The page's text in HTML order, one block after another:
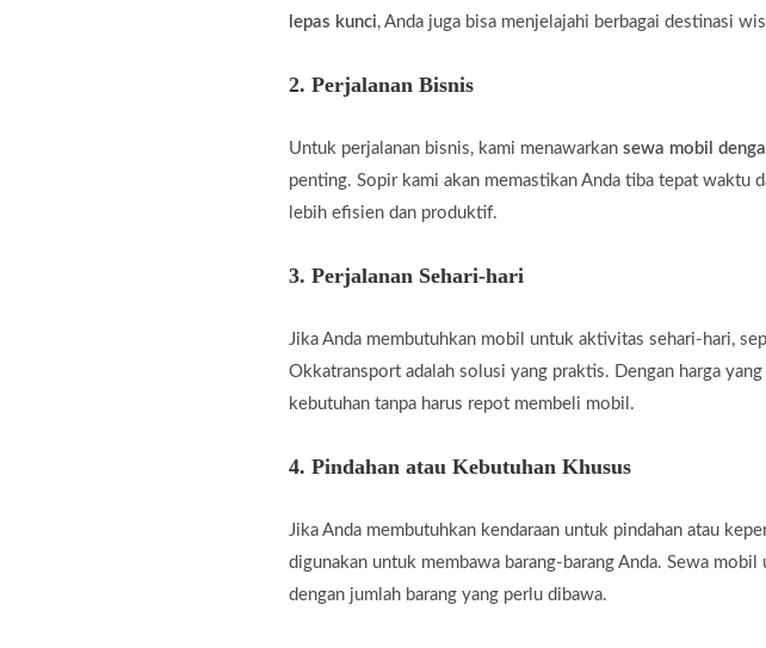
lepas kunci, Anda juga bisa menjelajahi berbagai destinasi
2. Perjalanan Bisnis
Untuk perjalanan bisnis, kami menawarkan sewa mobil
penting. Sopir kami akan memastikan Anda tiba tepat waktu
lebih efisien dan produktif.
3. Perjalanan Sehari-hari
Jika Anda membutuhkan mobil untuk aktivitas sehari-hari,
Okkatransport adalah solusi yang praktis. Dengan harga
kebutuhan tanpa harus repot membeli mobil.
4. Pindahan atau Kebutuhan Khusus
Jika Anda membutuhkan kendaraan untuk pindahan atau
digunakan untuk membawa barang-barang Anda. Sewa
dengan jumlah barang yang perlu dibawa.